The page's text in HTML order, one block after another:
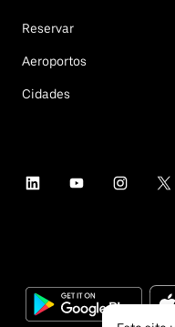
Reservar
Aeroportos
Cidades